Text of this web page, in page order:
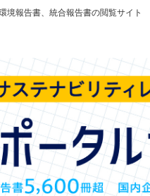
境報告書、統合報告書の閲覧サイト